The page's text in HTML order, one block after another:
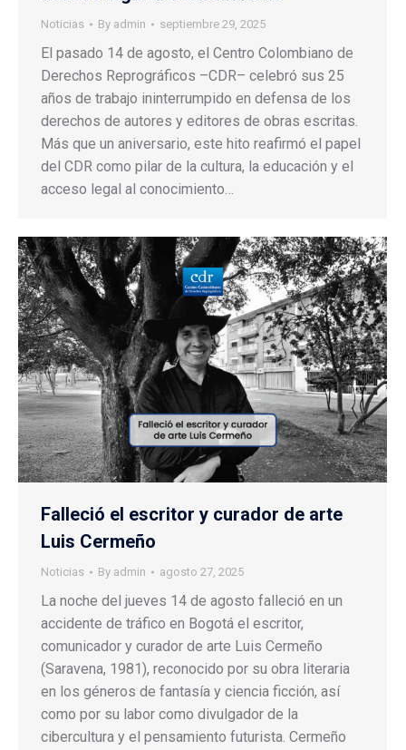
Noticias By admin septiembre 29, 2025
El pasado 14 de agosto, el Centro Colombiano de
Derechos Reprográficos –CDR– celebró sus 25
años de trabajo ininterrumpido en defensa de los
derechos de autores y editores de obras escritas.
Más que un aniversario, este hito reafirmó el papel
del CDR como pilar de la cultura, la educación y el
acceso legal al conocimiento…
Falleció el escritor y curador de arte
Luis Cermeño
Noticias By admin agosto 27, 2025
La noche del jueves 14 de agosto falleció en un
accidente de tráfico en Bogotá el escritor,
comunicador y curador de arte Luis Cermeño
(Saravena, 1981), reconocido por su obra literaria
en los géneros de fantasía y ciencia ficción, así
como por su labor como divulgador de la
cibercultura y el pensamiento futurista. Cermeño